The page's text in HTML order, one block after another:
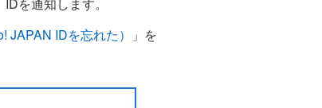
IDを忘れた）
」を